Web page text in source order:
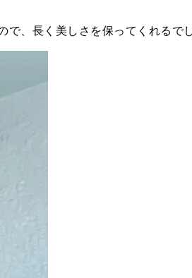
で、長く美しさを保ってくれるで